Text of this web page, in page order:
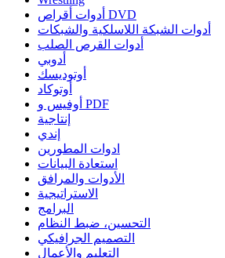
أدوات أقراص DVD
أدوات الشبكة اللاسلكية والشبكات
أدوات القرص الصلب
أدوبي
أوتوديسك
أوتوكاد
أوفيس و PDF
إنتاجية
إندي
ادوات المطورين
استعادة البيانات
الأدوات والمرافق
الاستراتيجية
البرامج
التحسين، ضبط النظام
التصميم الجرافيكي
التعليم والأعمال